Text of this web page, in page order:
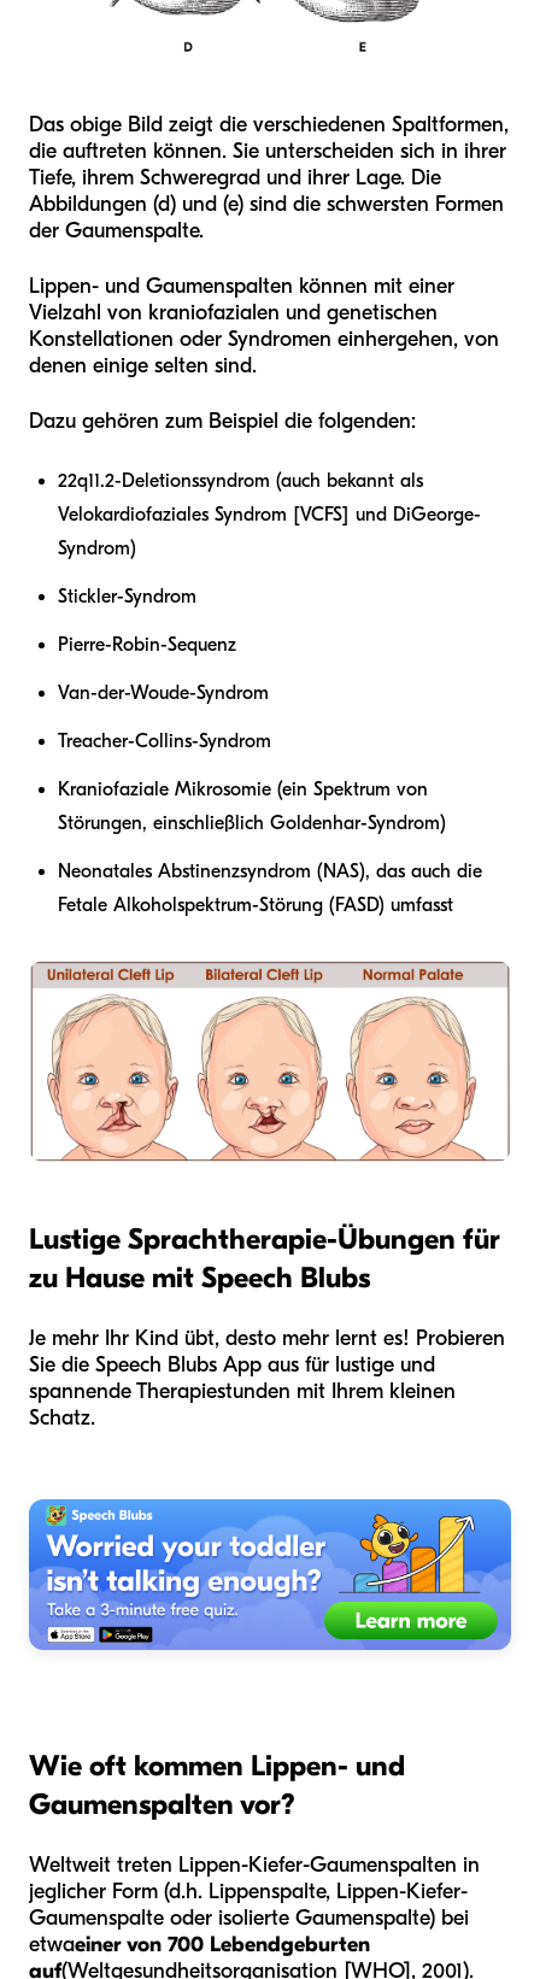
Das obige Bild zeigt die verschiedenen Spaltformen,
die auftreten können. Sie unterscheiden sich in ihrer
Tiefe, ihrem Schweregrad und ihrer Lage. Die
Abbildungen (d) und (e) sind die schwersten Formen
der Gaumenspalte.
Lippen- und Gaumenspalten können mit einer
Vielzahl von kraniofazialen und genetischen
Konstellationen oder Syndromen einhergehen, von
denen einige selten sind.
Dazu gehören zum Beispiel die folgenden:
22q11.2-Deletionssyndrom (auch bekannt als
Velokardiofaziales Syndrom [VCFS] und DiGeorge-
Syndrom)
Stickler-Syndrom
Pierre-Robin-Sequenz
Van-der-Woude-Syndrom
Treacher-Collins-Syndrom
Kraniofaziale Mikrosomie (ein Spektrum von
Störungen, einschließlich Goldenhar-Syndrom)
Neonatales Abstinenzsyndrom (NAS), das auch die
Fetale Alkoholspektrum-Störung (FASD) umfasst
Lustige Sprachtherapie-Übungen für
zu Hause mit Speech Blubs
Je mehr Ihr Kind übt, desto mehr lernt es! Probieren
Sie die Speech Blubs App aus für lustige und
spannende Therapiestunden mit Ihrem kleinen
Schatz.
Wie oft kommen Lippen- und
Gaumenspalten vor?
Weltweit treten Lippen-Kiefer-Gaumenspalten in
jeglicher Form (d.h. Lippenspalte, Lippen-Kiefer-
Gaumenspalte oder isolierte Gaumenspalte) bei
etwaeiner von 700 Lebendgeburten
auf(Weltgesundheitsorganisation [WHO], 2001).